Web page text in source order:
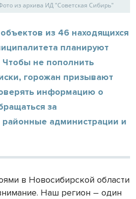
из архива ИД "Советская Сибирь"
из 46 находящихся
планируют
Чтобы не пополнить
горожан призывают
информацию о
за
районные администрации и
в Новосибирской области
Наш регион – один